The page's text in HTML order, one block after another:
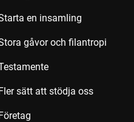
en insamling
gåvor och filantropi
sätt att stödja oss